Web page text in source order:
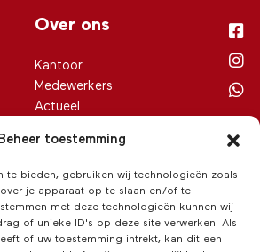
Beheer toestemming
te bieden, gebruiken wij technologieën zoals
je apparaat op te slaan en/of te
met deze technologieën kunnen wij
of unieke ID's op deze site verwerken. Als
of uw toestemming intrekt, kan dit een
Over ons
Kantoor
Medewerkers
Actueel
Privacy verklaring
Cookiebeleid (EU)